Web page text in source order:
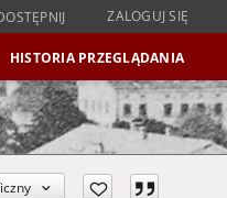
ZALOGUJ SIĘ
HISTORIA PRZEGLĄDANIA